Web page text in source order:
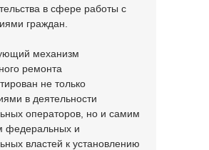
в сфере работы с
граждан.
механизм
ремонта
не только
в деятельности
операторов, но и самим
федеральных и
властей к установлению